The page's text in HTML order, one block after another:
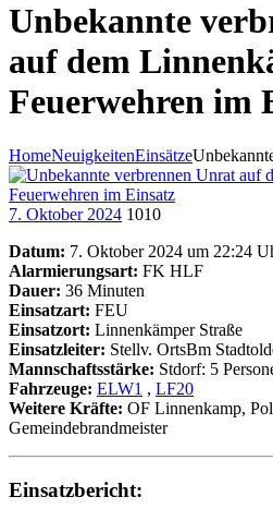
Unbekannte
auf dem
Feuerwehren im
HomeNeuigkeitenEinsätze
7. Oktober 2024 1010
Datum: 7. Oktober 2024 um 22:24
Alarmierungsart: FK HLF
Dauer: 36 Minuten
Einsatzart: FEU
Einsatzort: Linnenkämper Straße
Einsatzleiter: Stellv. OrtsBm
Mannschaftsstärke: Stdorf: 5
Fahrzeuge: ELW1 , LF20
Weitere Kräfte: OF Linnenkamp,
Gemeindebrandmeister
Einsatzbericht: